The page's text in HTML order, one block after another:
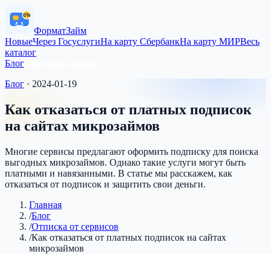
0%
ФорматЗайм
НовыеЧерез ГосуслугиНа карту СбербанкНа карту МИРВесь
каталог
Блог
Блог · 2024-01-19
Как отказаться от платных подписок
на сайтах микрозаймов
Многие сервисы предлагают оформить подписку для поиска
выгодных микрозаймов. Однако такие услуги могут быть
платными и навязанными. В статье мы расскажем, как
отказаться от подписок и защитить свои деньги.
Главная
/Блог
/Отписка от сервисов
/Как отказаться от платных подписок на сайтах
микрозаймов